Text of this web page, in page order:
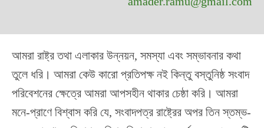
আমরা রাষ্ট্র তথা এলাকার উন্নয়ন, সমস্যা এবং সম্ভাবনার কথা
তুলে ধরি। আমরা কেউ কারো প্রতিপক্ষ নই কিন্তু বস্তুনিষ্ঠ সংবাদ
পরিবেশনের ক্ষেত্রে আমরা আপসহীন থাকার চেষ্ঠা করি। আমরা
মনে-প্রাণে বিশ্বাস করি যে, সংবাদপত্র রাষ্ট্রের অপর তিন স্তম্ভ-